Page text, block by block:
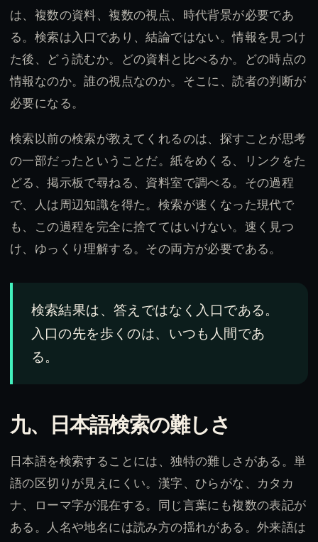
は、複数の資料、複数の視点、時代背景が必要であ
る。検索は入口であり、結論ではない。情報を見つけ
た後、どう読むか。どの資料と比べるか。どの時点の
情報なのか。誰の視点なのか。そこに、読者の判断が
必要になる。
検索以前の検索が教えてくれるのは、探すことが思考
の一部だったということだ。紙をめくる、リンクをた
どる、掲示板で尋ねる、資料室で調べる。その過程
で、人は周辺知識を得た。検索が速くなった現代で
も、この過程を完全に捨ててはいけない。速く見つ
け、ゆっくり理解する。その両方が必要である。
検索結果は、答えではなく入口である。
入口の先を歩くのは、いつも人間であ
る。
九、日本語検索の難しさ
日本語を検索することには、独特の難しさがある。単
語の区切りが見えにくい。漢字、ひらがな、カタカ
ナ、ローマ字が混在する。同じ言葉にも複数の表記が
ある。人名や地名には読み方の揺れがある。外来語は